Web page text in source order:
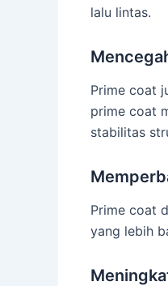
lalu lintas.
Prime coat
prime coat
stabilitas
Prime coat
yang lebih